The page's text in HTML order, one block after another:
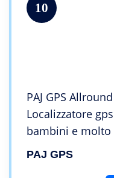
10
PAJ GPS
Localizzatore
bambini e molto
tempo reale –
PAJ GPS